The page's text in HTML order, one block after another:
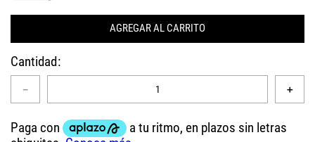
AGREGAR AL CARRITO
Cantidad
＋
－